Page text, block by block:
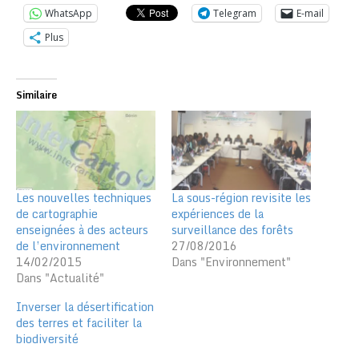
WhatsApp Telegram
E-mail
Plus
Similaire
Les nouvelles techniques
de cartographie
enseignées à des acteurs
de l’environnement
14/02/2015
Dans "Actualité"
La sous-région revisite les
expériences de la
surveillance des forêts
27/08/2016
Dans "Environnement"
Inverser la désertification
des terres et faciliter la
biodiversité